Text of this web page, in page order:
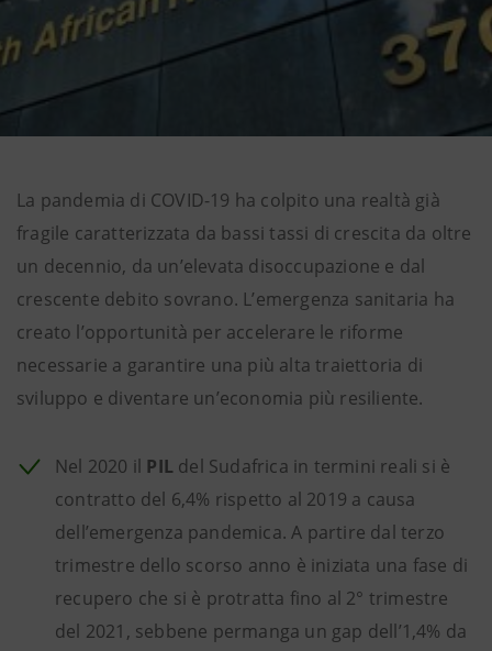
La pandemia di COVID-19 ha colpito una realtà già
fragile caratterizzata da bassi tassi di crescita da oltre
un decennio, da un’elevata disoccupazione e dal
crescente debito sovrano. L’emergenza sanitaria ha
creato l’opportunità per accelerare le riforme
necessarie a garantire una più alta traiettoria di
sviluppo e diventare un’economia più resiliente.
Nel 2020 il PIL del Sudafrica in termini reali si è
contratto del 6,4% rispetto al 2019 a causa
dell’emergenza pandemica. A partire dal terzo
trimestre dello scorso anno è iniziata una fase di
recupero che si è protratta fino al 2° trimestre
del 2021, sebbene permanga un gap dell’1,4% da